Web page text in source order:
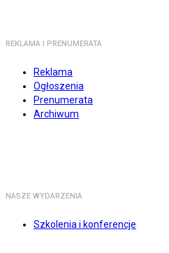
REKLAMA I PRENUMERATA
Reklama
Ogłoszenia
Prenumerata
Archiwum
NASZE WYDARZENIA
Szkolenia i konferencje